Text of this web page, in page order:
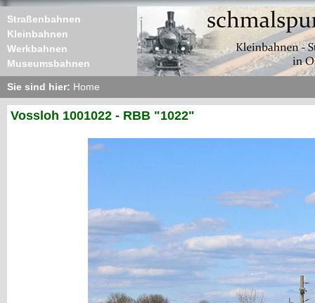
Straßenbahnen
Kleinbahnen
Werkbahnen
Museumsbahnen
Sie sind hier: Home
Vossloh 1001022 - RBB "1022"